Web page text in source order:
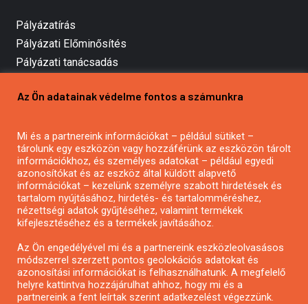
Pályázatírás
Pályázati Előminősítés
Pályázati tanácsadás
Mezőgazdasági pályázatírás
Pályázatírás civil szervezeteknek
Pályázatírás önkormányzatoknak
Pályázatfigyelés
Specifikus pályázatfigyelés vagy hírlevél
Pályázatok magánszemélyeknek
Az Ön adatainak védelme fontos a számunkra
Mi és a partnereink információkat – például sütiket –
tárolunk egy eszközön vagy hozzáférünk az eszközön tárolt
információkhoz, és személyes adatokat – például egyedi
azonosítókat és az eszköz által küldött alapvető
információkat – kezelünk személyre szabott hirdetések és
tartalom nyújtásához, hirdetés- és tartalomméréshez,
nézettségi adatok gyűjtéséhez, valamint termékek
kifejlesztéséhez és a termékek javításához.
Az Ön engedélyével mi és a partnereink eszközleolvasásos
módszerrel szerzett pontos geolokációs adatokat és
azonosítási információkat is felhasználhatunk. A megfelelő
helyre kattintva hozzájárulhat ahhoz, hogy mi és a
partnereink a fent leírtak szerint adatkezelést végezzünk.